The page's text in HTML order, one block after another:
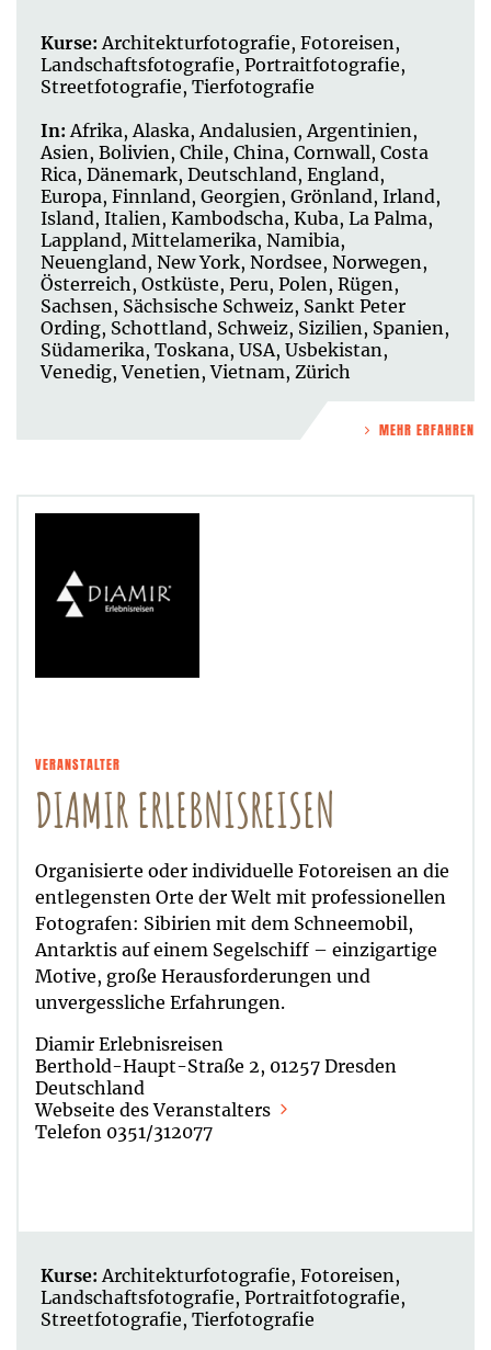
Kurse: Architekturfotografie, Fotoreisen,
Landschaftsfotografie, Portraitfotografie,
Streetfotografie, Tierfotografie
In: Afrika, Alaska, Andalusien, Argentinien,
Asien, Bolivien, Chile, China, Cornwall, Costa
Rica, Dänemark, Deutschland, England,
Europa, Finnland, Georgien, Grönland, Irland,
Island, Italien, Kambodscha, Kuba, La Palma,
Lappland, Mittelamerika, Namibia,
Neuengland, New York, Nordsee, Norwegen,
Österreich, Ostküste, Peru, Polen, Rügen,
Sachsen, Sächsische Schweiz, Sankt Peter
Ording, Schottland, Schweiz, Sizilien, Spanien,
Südamerika, Toskana, USA, Usbekistan,
Venedig,Venetien,Vietnam, Zürich
MEHR ERFAHREN
VERANSTALTER
DIAMIR ERLEBNISREISEN
Organisierte oder individuelle Fotoreisen an die
entlegensten Orte der Welt mit professionellen
Fotografen: Sibirien mit dem Schneemobil,
Antarktis auf einem Segelschiff – einzigartige
Motive, große Herausforderungen und
unvergessliche Erfahrungen.
Diamir Erlebnisreisen
Berthold-Haupt-Straße 2, 01257 Dresden
Deutschland
Webseite des Veranstalters
Telefon 0351/312077
Kurse: Architekturfotografie, Fotoreisen,
Landschaftsfotografie, Portraitfotografie,
Streetfotografie, Tierfotografie